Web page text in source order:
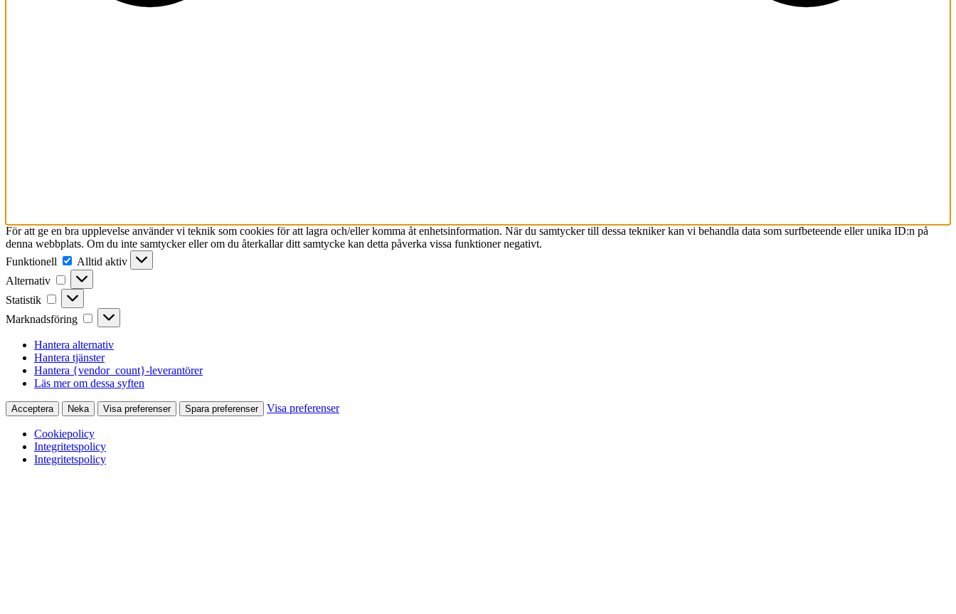
För att ge en bra upplevelse använder vi teknik som cookies för att lagra och/eller komma åt enhetsinformation. När du samtycker till dessa tekniker kan vi behandla data som surfbeteende eller unika ID:n på
denna webbplats. Om du inte samtycker eller om du återkallar ditt samtycke kan detta påverka vissa funktioner negativt.
Funktionell
Funktionell
Alltid aktiv
Alternativ
Alternativ
Statistik Statistik
Marknadsföring Marknadsföring
Hantera alternativ
Hantera tjänster
Hantera {vendor_count}-leverantörer
Läs mer om dessa syften
Acceptera Neka Visa preferenser Spara preferenser Visa preferenser
Cookiepolicy
Integritetspolicy
Integritetspolicy